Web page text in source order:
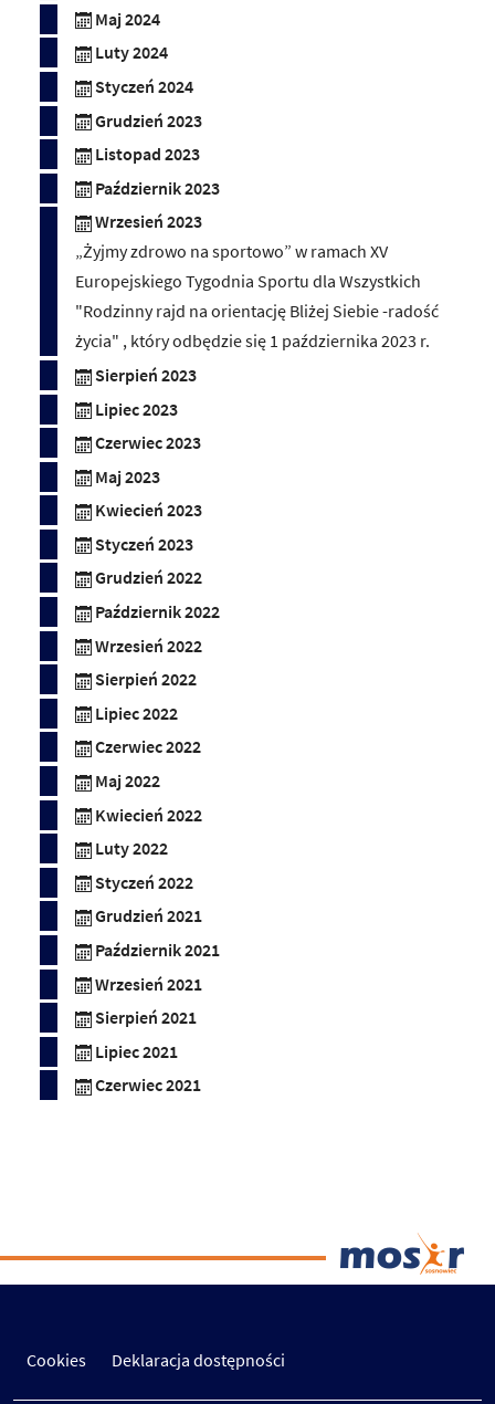
Maj 2024
Luty 2024
Styczeń 2024
Grudzień 2023
Listopad 2023
Październik 2023
Wrzesień 2023
„Żyjmy zdrowo na sportowo” w ramach XV
Europejskiego Tygodnia Sportu dla Wszystkich
"Rodzinny rajd na orientację Bliżej Siebie -radość
życia" , który odbędzie się 1 października 2023 r.
Sierpień 2023
Lipiec 2023
Czerwiec 2023
Maj 2023
Kwiecień 2023
Styczeń 2023
Grudzień 2022
Październik 2022
Wrzesień 2022
Sierpień 2022
Lipiec 2022
Czerwiec 2022
Maj 2022
Kwiecień 2022
Luty 2022
Styczeń 2022
Grudzień 2021
Październik 2021
Wrzesień 2021
Sierpień 2021
Lipiec 2021
Czerwiec 2021
Cookies Deklaracja dostępności